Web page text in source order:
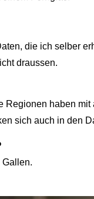
die ich selber
draussen.
haben
sich auch in den